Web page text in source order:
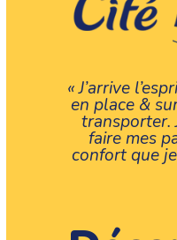
« J’arrive
en place &
transporter.
faire mes
confort que je